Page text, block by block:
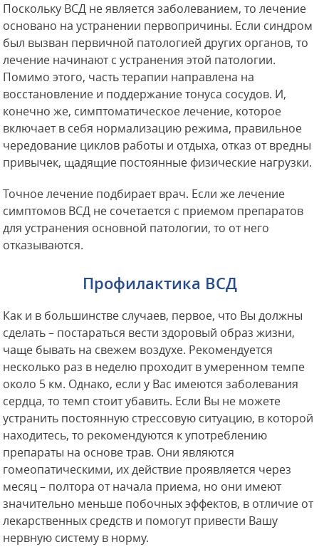
Поскольку ВСД не является заболеванием, то лечение
основано на устранении первопричины. Если синдром
был вызван первичной патологией других органов, то
лечение начинают с устранения этой патологии.
Помимо этого, часть терапии направлена на
восстановление и поддержание тонуса сосудов. И,
конечно же, симптоматическое лечение, которое
включает в себя нормализацию режима, правильное
чередование циклов работы и отдыха, отказ от вредны
привычек, щадящие постоянные физические нагрузки.
Точное лечение подбирает врач. Если же лечение
симптомов ВСД не сочетается с приемом препаратов
для устранения основной патологии, то от него
отказываются.
Профилактика ВСД
Как и в большинстве случаев, первое, что Вы должны
сделать – постараться вести здоровый образ жизни,
чаще бывать на свежем воздухе. Рекомендуется
несколько раз в неделю проходит в умеренном темпе
около 5 км. Однако, если у Вас имеются заболевания
сердца, то темп стоит убавить. Если Вы не можете
устранить постоянную стрессовую ситуацию, в которой
находитесь, то рекомендуются к употреблению
препараты на основе трав. Они являются
гомеопатическими, их действие проявляется через
месяц – полтора от начала приема, но они имеют
значительно меньше побочных эффектов, в отличие от
лекарственных средств и помогут привести Вашу
нервную систему в норму.